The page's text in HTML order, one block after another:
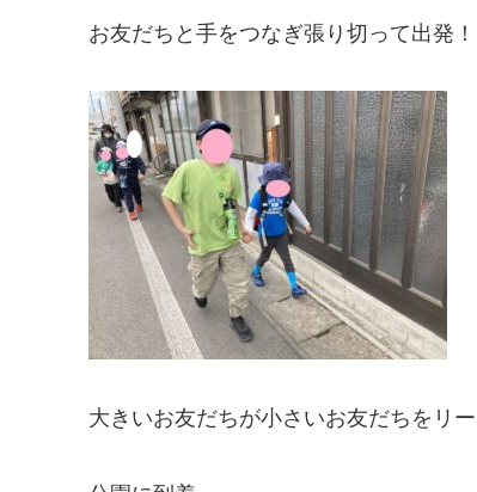
お友だちと手をつなぎ張り切って出発！
大きいお友だちが小さいお友だちをリ